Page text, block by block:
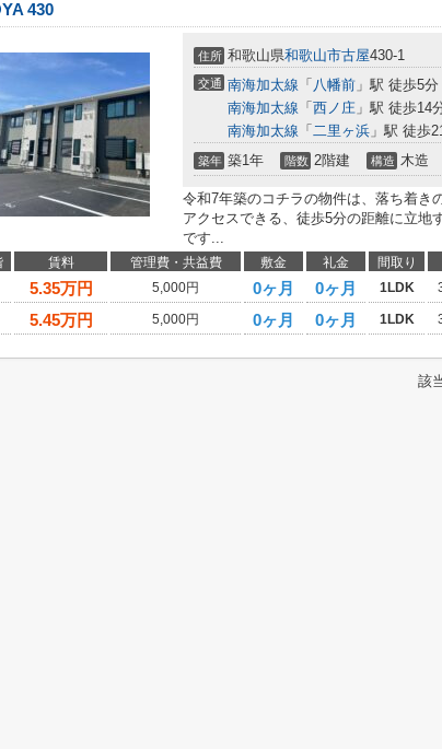
430
住所 和歌山県和歌山市古屋430-1
交通 南海加太線 「 八幡前 」駅 徒歩5分
南海加太線 「 西ノ庄 」駅 徒歩14
南海加太線 「 二里ヶ浜 」駅 徒歩
築年 築1年 階数 2階建 構造 木造
令和7年築のコチラの物件は、落ち着き
アクセスできる、徒歩5分の距離に立地
です...
賃料 管理費・共益費 敷金 礼金 間取り
5.35万円 5,000円 0ヶ月 0ヶ月 1LDK
5.45万円 5,000円 0ヶ月 0ヶ月 1LDK
該